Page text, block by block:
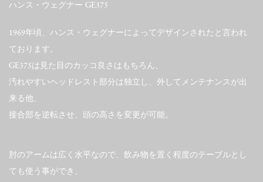
ハンス・ウェグナー GE375
1969年頃、ハンス・ウェグナーによってデザインされたと言われ
ております。
GE375は見た目のカッコ良さはもちろん、
汚れやすいヘッドレスト部分は独立し、外してメンテナンスが出
来る他、
接合部を逆転させ、頭の高さを変更が可能。
肘のアームは広く水平なので、飲み物を置く程度のテーブルとし
ても使う事ができ、